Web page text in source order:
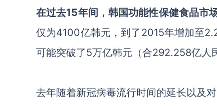
在过去15年间，韩国功能性保健食品市
仅为4100亿韩元，到了2015年增加至
可能突破了5万亿韩元（合292.258亿人
去年随着新冠病毒流行时间的延长以及